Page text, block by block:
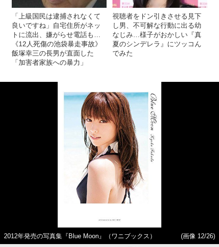
「上級国民は逮捕されなくて
良いですね」自宅住所がネッ
トに流出、嫌がらせ電話も…
《12人死傷の池袋暴走事故》
飯塚幸三の長男が直面した
「加害者家族への暴力」
視聴者をドン引きさせる見下
し男、不可解な行動に出る幼
なじみ…様子がおかしい『真
夏のシンデレラ』にツッコん
でみた
2012年発売の写真集『Blue Moon』（ワニブックス）
(画像 12/26)